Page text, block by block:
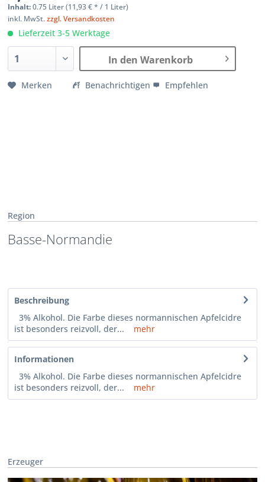
Inhalt:0.75 Liter (11,93 €* / 1 Liter)
inkl. MwSt.zzgl. Versandkosten
Lieferzeit 3-5 Werktage
In den Warenkorb
Merken Benachrichtigen Empfehlen
Region
Basse-Normandie
Beschreibung
3% Alkohol. Die Farbe dieses normannischen Apfelcidre
ist besonders reizvoll, der...
mehr
Informationen
3% Alkohol. Die Farbe dieses normannischen Apfelcidre
ist besonders reizvoll, der...
mehr
Erzeuger